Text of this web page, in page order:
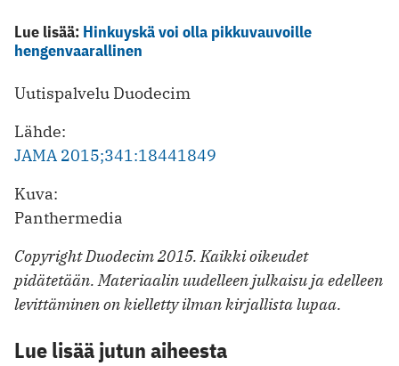
Lue lisää: Hinkuyskä voi olla pikkuvauvoille
hengenvaarallinen
Uutispalvelu Duodecim
Lähde:
JAMA 2015;341:18441849
Kuva:
Panthermedia
Copyright Duodecim 2015. Kaikki oikeudet
pidätetään. Materiaalin uudelleen julkaisu ja edelleen
levittäminen on kielletty ilman kirjallista lupaa.
Lue lisää jutun aiheesta